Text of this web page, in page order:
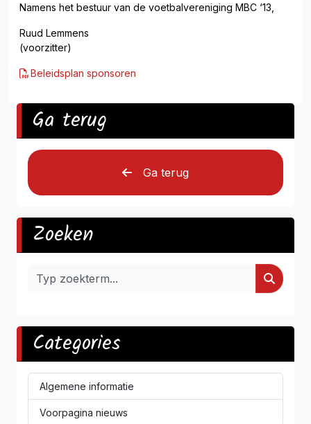
Namens het bestuur van de voetbalvereniging MBC ‘13,
Ruud Lemmens
(voorzitter)
Beleidsplan sponsoren
Ga terug
Ga terug
Zoeken
Categories
Algemene informatie
Voorpagina nieuws